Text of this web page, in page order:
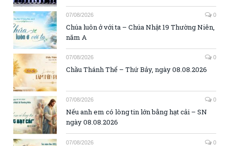
07/08/2026 0
Chúa luôn ở với ta – Chúa Nhật 19 Thường Niên,
năm A
07/08/2026 0
Chầu Thánh Thể – Thứ Bảy, ngày 08.08.2026
07/08/2026 0
Nếu anh em có lòng tin lớn bằng hạt cải – SN
ngày 08.08.2026
07/08/2026 0